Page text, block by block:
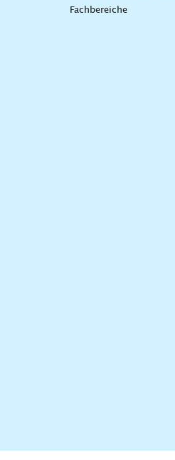
Fachbereiche